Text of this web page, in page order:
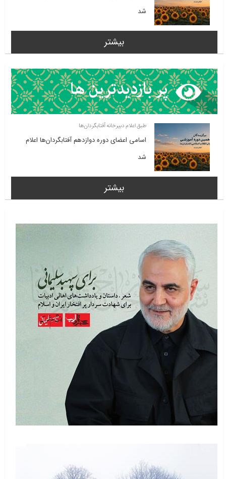
شد
بیشتر
طبق اعلام دبیرخانه آفتابگردان‌ها
اسامی اعضای دوره دوازدهم آفتابگردان‌ها اعلام
شد
بیشتر